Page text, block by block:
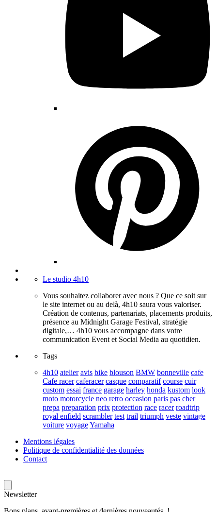
Le studio 4h10
Vous souhaitez collaborer avec nous ? Que ce soit sur
le site internet ou au delà, 4h10 saura vous valoriser.
Création de contenus, partenariats, placements produits,
présence au Midnight Garage Festival, stratégie
digitale,… 4h10 vous accompagne dans votre
communication Event et Social Media au quotidien.
Tags
4h10 atelier avis bike blouson BMW bonneville cafe
Cafe racer caferacer casque comparatif course cuir
custom essai france garage harley honda kustom look
moto motorcycle neo retro occasion paris pas cher
prepa preparation prix protection race racer roadtrip
royal enfield scrambler test trail triumph veste vintage
voiture voyageYamaha
Mentions légales
Politique de confidentialité des données
Contact
Newsletter